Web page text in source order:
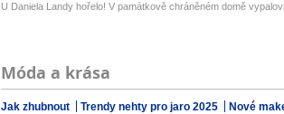
U Daniela Landy hořelo! V památkově chráněném domě
Móda a krása
Jak zhubnout Trendy nehty pro jaro 2025 Nové